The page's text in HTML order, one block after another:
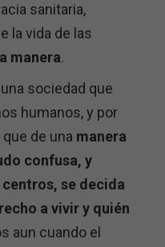
sanitaria,
la vida de las
manera.
sociedad que
humanos, y por
de una manera
confusa, y
se decida
a vivir y quién
aun cuando el